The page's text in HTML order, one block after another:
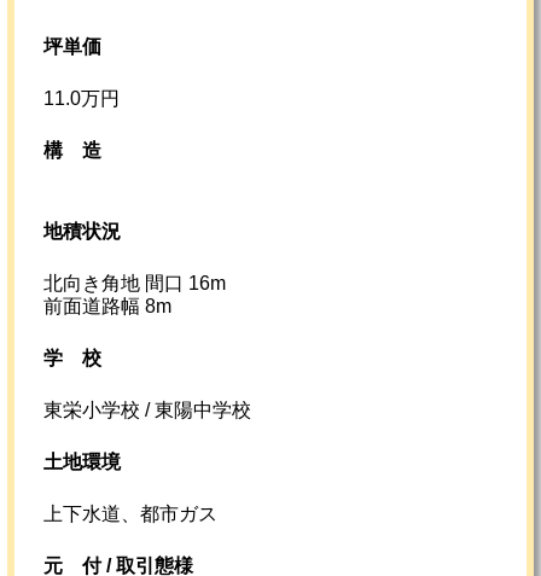
坪単価
11.0万円
構造
地積状況
北向き角地 間口 16m
前面道路幅 8m
学校
東栄小学校 / 東陽中学校
土地環境
上下水道、都市ガス
元 付 /取引態様